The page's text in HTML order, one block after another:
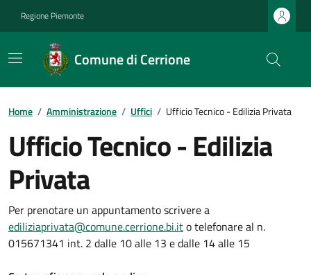
Regione Piemonte
Comune di Cerrione
Home / Amministrazione / Uffici / Ufficio Tecnico - Edilizia Privata
Ufficio Tecnico - Edilizia
Privata
Per prenotare un appuntamento scrivere a
ediliziaprivata@comune.cerrione.bi.ito telefonare al n.
015671341 int. 2 dalle 10 alle 13 e dalle 14 alle 15